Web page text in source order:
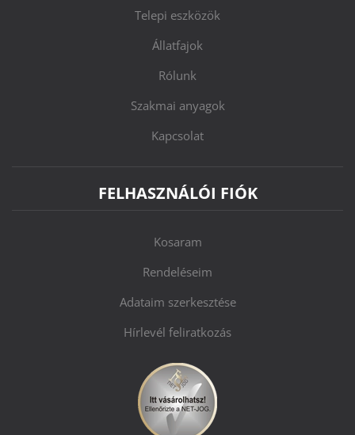
Telepi eszközök
Állatfajok
Rólunk
Szakmai anyagok
Kapcsolat
FELHASZNÁLÓI FIÓK
Kosaram
Rendeléseim
Adataim szerkesztése
Hírlevél feliratkozás